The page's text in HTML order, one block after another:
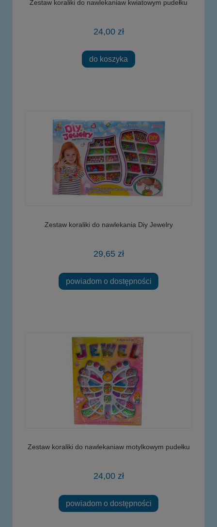
Zestaw koraliki do nawlekaniaw kwiatowym pudełku
24,00 zł
do koszyka
Zestaw koraliki do nawlekania Diy Jewelry
29,65 zł
powiadom o dostępności
Zestaw koraliki do nawlekaniaw motylkowym pudełku
24,00 zł
powiadom o dostępności